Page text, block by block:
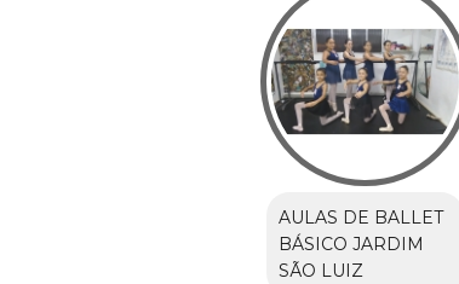
AULAS DE BALLET
BÁSICO JARDIM
SÃO LUIZ